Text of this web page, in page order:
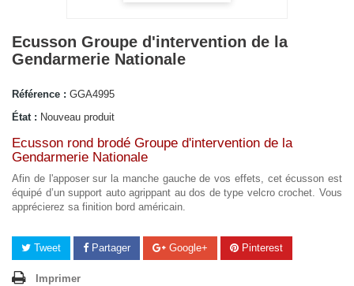
Ecusson Groupe d'intervention de la
Gendarmerie Nationale
Référence : GGA4995
État : Nouveau produit
Ecusson rond brodé Groupe d'intervention de la
Gendarmerie Nationale
Afin de l'apposer sur la manche gauche de vos effets, cet écusson est
équipé d’un support auto agrippant au dos de type velcro crochet. Vous
apprécierez sa finition bord américain.
Tweet Partager Google+ Pinterest
Imprimer